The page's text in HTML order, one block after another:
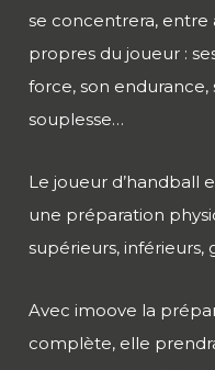
se concentrera, entre
propres du joueur :
force, son endurance,
souplesse…
Le joueur d’handball
une préparation
supérieurs, inférieurs,
Avec imoove la
complète, elle